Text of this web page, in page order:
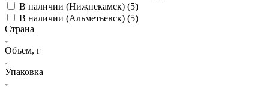
В наличии (Нижнекамск) (5)
В наличии (Альметьевск) (5)
Страна
Объем, г
Упаковка